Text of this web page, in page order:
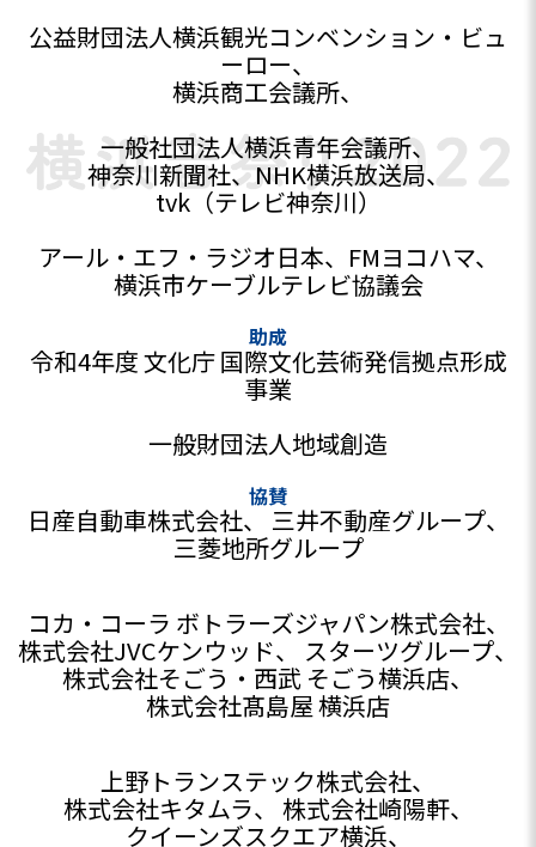
公益財団法人横浜観光コンベンション・ビュ
ーロー、
横浜商工会議所、
一般社団法人横浜青年会議所、
神奈川新聞社、NHK横浜放送局、
tvk（テレビ神奈川）
アール・エフ・ラジオ日本、 FMヨコハマ、
横浜市ケーブルテレビ協議会
助成
令和4年度 文化庁 国際文化芸術発信拠点形成
事業
一般財団法人地域創造
協賛
日産自動車株式会社 三井不動産グループ
三菱地所グループ
コカ・コーラ ボトラーズジャパン株式会社
株式会社JVCケンウッド スターツグループ
株式会社そごう・西武 そごう横浜店
株式会社髙島屋 横浜店
上野トランステック株式会社
株式会社キタムラ 株式会社崎陽軒
クイーンズスクエア横浜